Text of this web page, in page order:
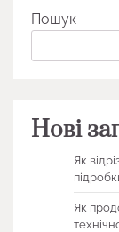
Пошук
Нові
Як
Як